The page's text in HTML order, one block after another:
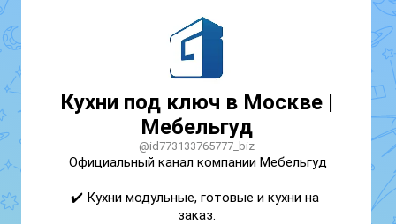
Кухни под ключ в Москве |
Мебельгуд
@id773133765777_biz
Официальный канал компании Мебельгуд
✔️ Кухни модульные, готовые и кухни на
заказ.